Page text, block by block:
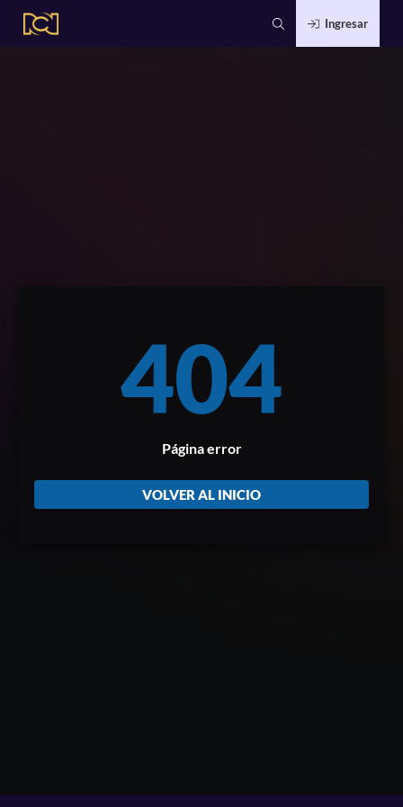
Ingresar
404
Página error
VOLVER AL INICIO